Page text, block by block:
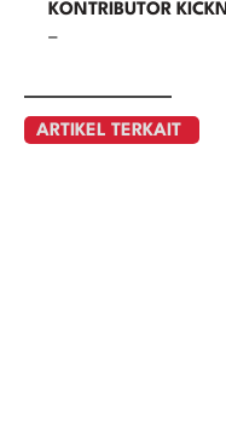
KONTRIBUTOR
–
ARTIKEL TERKAIT